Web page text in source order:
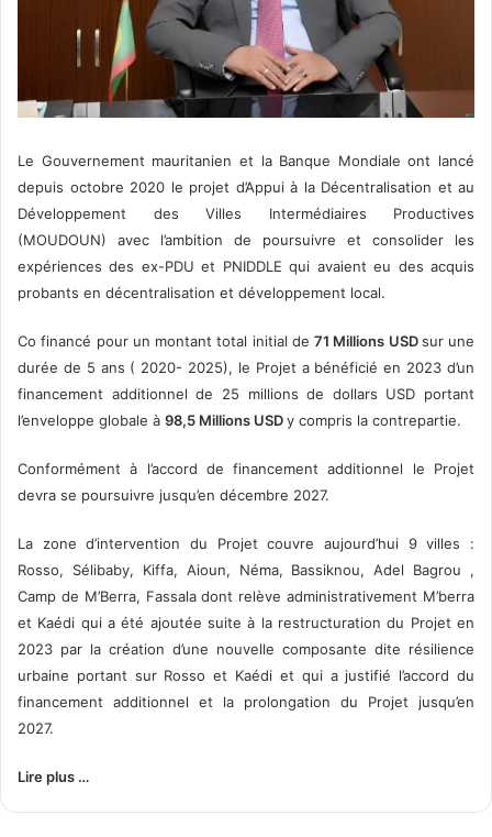
Le Gouvernement mauritanien et la Banque Mondiale ont lancé
depuis octobre 2020 le projet d’Appui à la Décentralisation et au
Développement des Villes Intermédiaires Productives
(MOUDOUN) avec l’ambition de poursuivre et consolider les
expériences des ex-PDU et PNIDDLE qui avaient eu des acquis
probants en décentralisation et développement local.
Co financé pour un montant total initial de 71 Millions USDsur une
durée de 5 ans ( 2020- 2025), le Projet a bénéficié en 2023 d’un
financement additionnel de 25 millions de dollars USD portant
l’enveloppe globale à 98,5 Millions USDy compris la contrepartie.
Conformément à l’accord de financement additionnel le Projet
devra se poursuivre jusqu’en décembre 2027.
La zone d’intervention du Projet couvre aujourd’hui 9 villes :
Rosso, Sélibaby, Kiffa, Aioun, Néma, Bassiknou, Adel Bagrou ,
Camp de M’Berra, Fassala dont relève administrativement M’berra
et Kaédi qui a été ajoutée suite à la restructuration du Projet en
2023 par la création d’une nouvelle composante dite résilience
urbaine portant sur Rosso et Kaédi et qui a justifié l’accord du
financement additionnel et la prolongation du Projet jusqu’en
2027.
Lire plus …